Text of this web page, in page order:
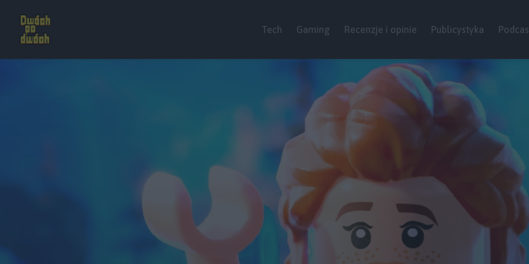
Tech Gaming Recenzje i opinie Publicystyka